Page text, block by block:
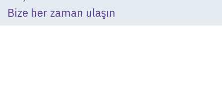
Bize her zaman ulaşın